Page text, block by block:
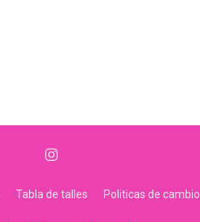
Tabla de talles Politicas de cambio